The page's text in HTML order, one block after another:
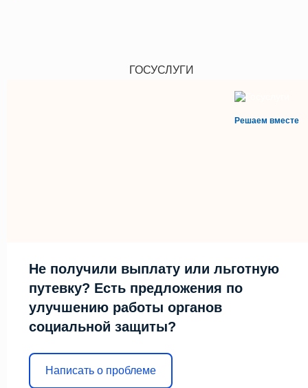
ГОСУСЛУГИ
Решаем вместе
Не получили выплату или льготную
путевку? Есть предложения по
улучшению работы органов
социальной защиты?
Написать о проблеме